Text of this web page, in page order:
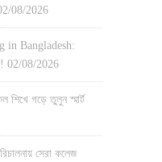
08/2026
in Bangladesh:
02/08/2026
শিখে গড়ে তুলুন স্মার্ট
সেরা কলেজ